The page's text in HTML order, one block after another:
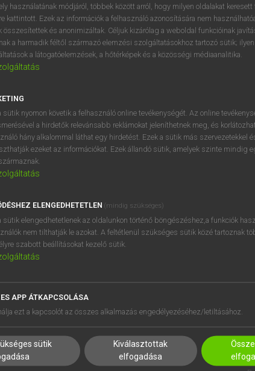
ELŐFIZETÉSED?
megtekintéséhez.
BELÉPÉS
próbaverziójának
regisztrálok ésbelépek.
REGISZTRÁCIÓ
SÚGÓ
RÓLUNK
ELÉRHETŐSÉG
használatának módjáról, többek között arról, hogy milyen oldalakat keresett
kattintott. Ezek az információk a felhasználó azonosítására nem
összesítettek és anonimizáltak. Céljuk kizárólag a weboldal funkcióinak
a harmadik féltől származó elemzési szolgáltatásokhoz tartozó sütik;
a látogatóelemzések, a hőtérképek és a közösségi médiaanalitika.
sütik nyomon követik a felhasználó online tevékenységét. Az online
a hirdetők relevánsabb reklámokat jeleníthetnek meg, és
hány alkalommal láthat egy hirdetést. Ezek a sütik más szervezetekkel
ezeket az információkat. Ezek állandó sütik, amelyek szinte mindig
ELENGEDHETETLEN (mindig szükséges)
sütik elengedhetetlenek az oldalunkon történő böngészéshez,a funkciók
nem tilthatják le azokat. A feltétlenül szükséges sütik közé tartoznak
szabott beállításokat kezelő sütik.
APP ÁTKAPCSOLÁSA
ezt a kapcsolót az összes alkalmazás engedélyezéséhez/letiltásához.
sütik
Kiválasztottak
elfogadása
a s d f g h j k l é
í y x c v b n m , .